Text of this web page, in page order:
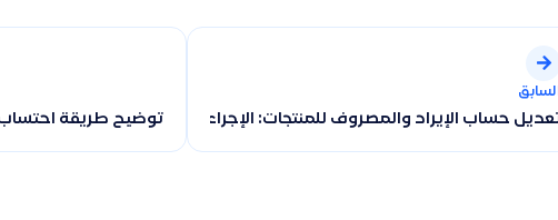
السابق
حساب الإيراد والمصروف للمنتجات: الإجراءات حسب وجود العمليات
توضيح طريقة احتساب